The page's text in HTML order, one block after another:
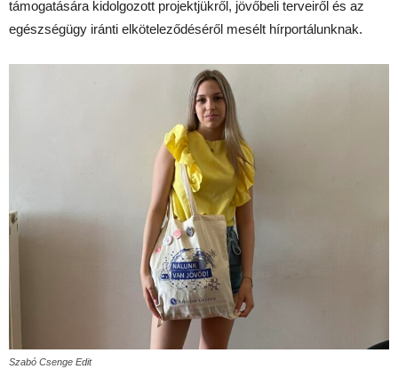
támogatására kidolgozott projektjükről, jövőbeli terveiről és az
egészségügy iránti elköteleződéséről mesélt hírportálunknak.
Szabó Csenge Edit